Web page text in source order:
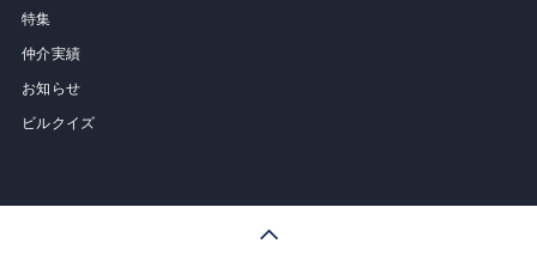
特集
仲介実績
お知らせ
ビルクイズ